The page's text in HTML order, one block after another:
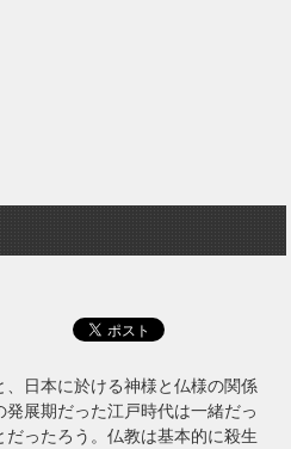
日本に於ける神様と仏様の関係
展期だった江戸時代は一緒だっ
ったろう。仏教は基本的に殺生